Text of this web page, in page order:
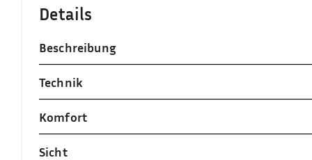
Details
Beschreibung
Technik
Komfort
Sicht